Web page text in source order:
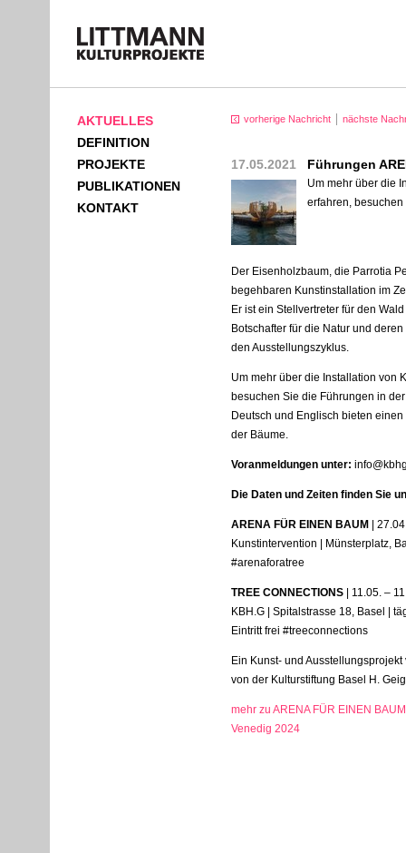
AKTUELLES
DEFINITION
PROJEKTE
PUBLIKATIONEN
KONTAKT
vorherige Nachricht nächste
17.05.2021 Führungen
Um mehr über die
erfahren,
Der Eisenholzbaum, die Parrotia
begehbaren Kunstinstallation im
Er ist ein Stellvertreter für den
Botschafter für die Natur und
den Ausstellungszyklus.
Um mehr über die Installation von
besuchen Sie die Führungen in
Deutsch und Englisch bieten
der Bäume.
Voranmeldungen unter:
Die Daten und Zeiten finden Sie
ARENA FÜR EINEN BAUM
|
Kunstintervention | Münsterplatz,
#arenaforatree
TREE CONNECTIONS | 11.05. –
KBH .G | Spitalstrasse 18, Basel |
Eintritt frei #treeconnections
Ein Kunst- und
von der Kulturstiftung Basel H.
mehr zu ARENA FÜR EINEN
Venedig 2024